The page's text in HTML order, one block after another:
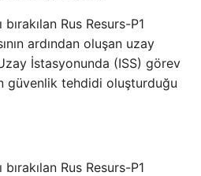
Rus Resurs-P1
ardından oluşan uzay
İstasyonunda (ISS) görev
güvenlik tehdidi oluşturduğu
Rus Resurs-P1